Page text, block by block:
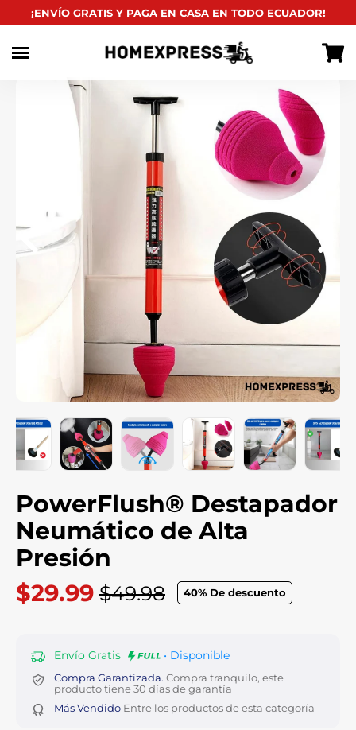
directamente
¡ENVÍO GRATIS Y PAGA EN CASA EN TODO ECUADOR!
PowerFlush® Destapador
Neumático de Alta
Presión
$29.99 $49.98
Precio
40% De descuento
Envío Gratis • Disponible
Compra Garantizada. Compra tranquilo, este
producto tiene 30 días de garantía
Más Vendido Entre los productos de esta categoría